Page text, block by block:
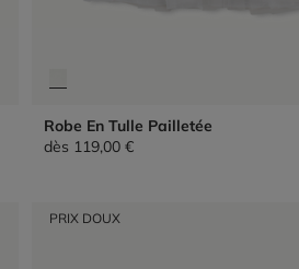
Robe En Tulle Pailletée
dès 119,00 €
PRIX DOUX